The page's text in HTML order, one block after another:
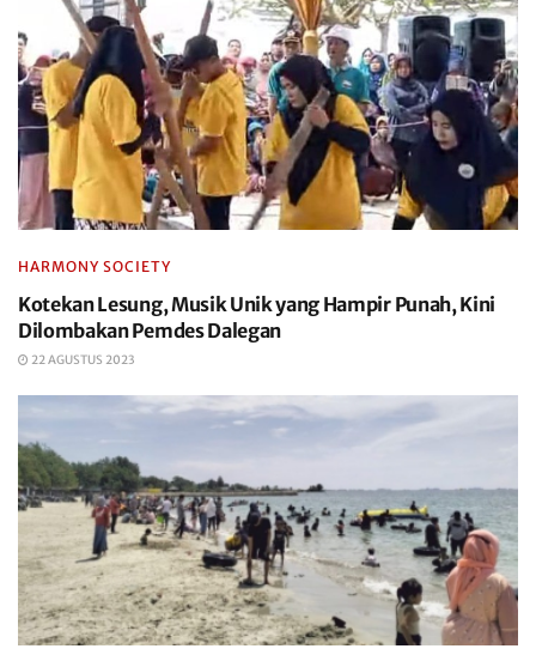
HARMONY SOCIETY
Kotekan Lesung, Musik Unik yang Hampir Punah, Kini
Dilombakan Pemdes Dalegan
22 AGUSTUS 2023